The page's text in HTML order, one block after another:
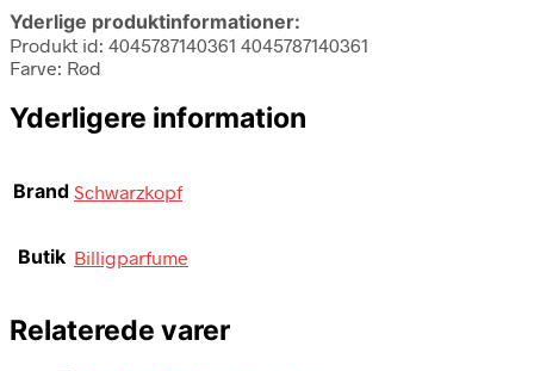
Yderlige produktinformationer:
Produkt id: 4045787140361 4045787140361
Farve: Rød
Yderligere information
Brand Schwarzkopf
Butik Billigparfume
Relaterede varer